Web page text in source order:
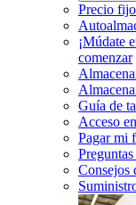
Precio
¡Múdate
comenzar
Guía de
Acceso
Pagar mi
Consejos